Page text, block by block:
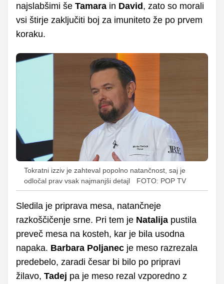
najslabšimi še Tamara in David, zato so morali
vsi štirje zaključiti boj za imuniteto že po prvem
koraku.
Tokratni izziv je zahteval popolno natančnost, saj je
odločal prav vsak najmanjši detajl
FOTO: POP TV
Sledila je priprava mesa, natančneje
razkoščičenje srne. Pri tem je Natalija pustila
preveč mesa na kosteh, kar je bila usodna
napaka. Barbara Poljanec je meso razrezala
predebelo, zaradi česar bi bilo po pripravi
žilavo, Tadej pa je meso rezal vzporedno z